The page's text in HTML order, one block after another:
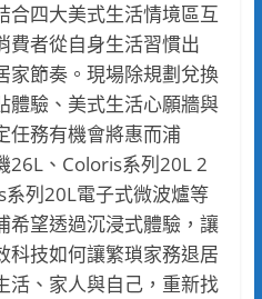
合四大美式生活情境區互
費者從自身生活習慣出
家節奏。現場除規劃兌換
體驗、美式生活心願牆與
任務有機會將惠而浦
26L、Coloris系列20L 2
列20L電子式微波爐等
希望透過沉浸式體驗，讓
科技如何讓繁瑣家務退居
活、家人與自己，重新找